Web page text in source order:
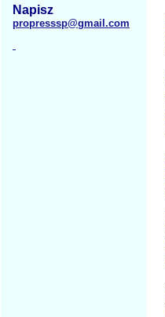
Napisz
propresssp@gmail.com